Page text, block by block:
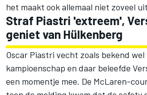
het maakt ook allemaal niet zoveel
Straf Piastri 'extreem',
geniet van Hülkenberg
Oscar Piastri vecht zoals bekend
kampioenschap en daar beleefde
een momentje mee. De McLaren-